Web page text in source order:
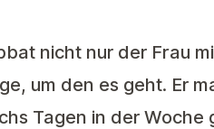
nicht nur der Frau
um den es geht. Er
Tagen in der Woche